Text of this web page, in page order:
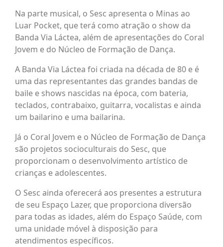
Na parte musical, o Sesc apresenta o Minas ao
Luar Pocket, que terá como atração o show da
Banda Via Láctea, além de apresentações do Coral
Jovem e do Núcleo de Formação de Dança.
A Banda Via Láctea foi criada na década de 80 e é
uma das representantes das grandes bandas de
baile e shows nascidas na época, com bateria,
teclados, contrabaixo, guitarra, vocalistas e ainda
um bailarino e uma bailarina.
Já o Coral Jovem e o Núcleo de Formação de Dança
são projetos socioculturais do Sesc, que
proporcionam o desenvolvimento artístico de
crianças e adolescentes.
O Sesc ainda oferecerá aos presentes a estrutura
de seu Espaço Lazer, que proporciona diversão
para todas as idades, além do Espaço Saúde, com
uma unidade móvel à disposição para
atendimentos específicos.